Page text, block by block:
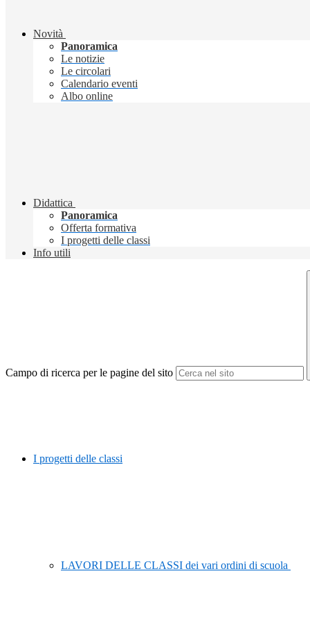
Novità
Panoramica
Le notizie
Le circolari
Calendario eventi
Albo online
Didattica
Panoramica
Offerta formativa
I progetti delle classi
Info utili
Campo di ricerca per le pagine del sito
I progetti delle classi
LAVORI DELLE CLASSI dei vari ordini di scuola